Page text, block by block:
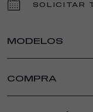
SOLICITAR
MODELOS
JUNIOR IBRIDA
JUNIOR IBRIDA
COMPRA